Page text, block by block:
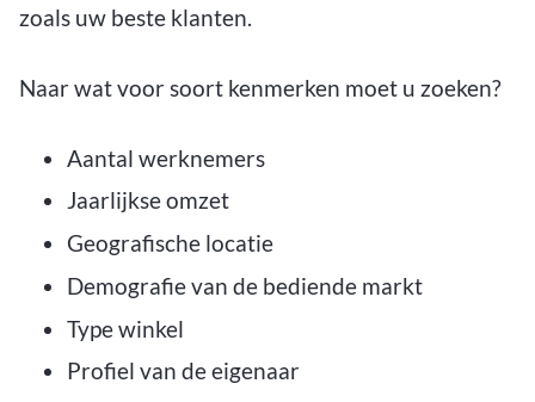
zoals uw beste klanten.
Naar wat voor soort kenmerken moet u zoeken?
Aantal werknemers
Jaarlijkse omzet
Geografische locatie
Demografie van de bediende markt
Type winkel
Profiel van de eigenaar